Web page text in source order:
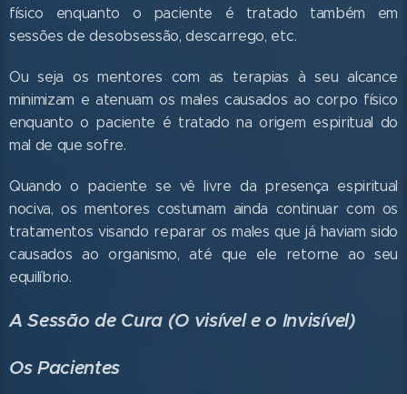
físico enquanto o paciente é tratado também em
sessões de desobsessão, descarrego, etc.
Ou seja os mentores com as terapias à seu alcance
minimizam e atenuam os males causados ao corpo físico
enquanto o paciente é tratado na origem espiritual do
mal de que sofre.
Quando o paciente se vê livre da presença espiritual
nociva, os mentores costumam ainda continuar com os
tratamentos visando reparar os males que já haviam sido
causados ao organismo, até que ele retorne ao seu
equilíbrio.
A Sessão de Cura (O visível e o Invisível)
Os Pacientes